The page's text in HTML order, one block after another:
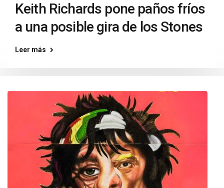
Keith Richards pone paños fríos
a una posible gira de los Stones
Leer más